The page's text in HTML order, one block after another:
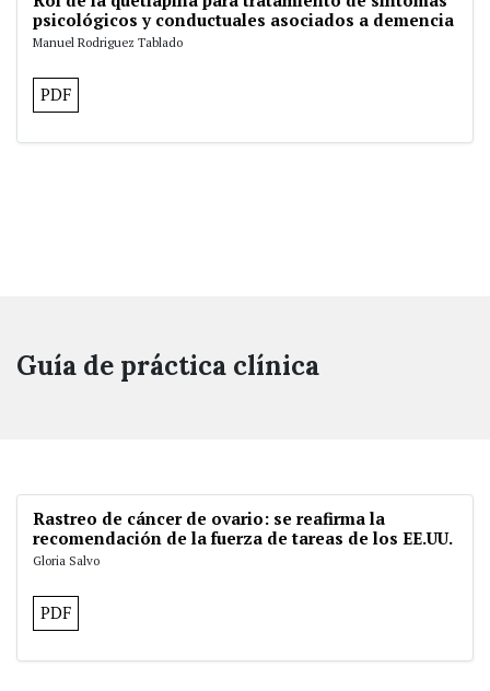
psicológicos y conductuales asociados a demencia
Manuel Rodriguez Tablado
PDF
Guía de práctica clínica
Rastreo de cáncer de ovario: se reafirma la
recomendación de la fuerza de tareas de los EE.UU.
Gloria Salvo
PDF